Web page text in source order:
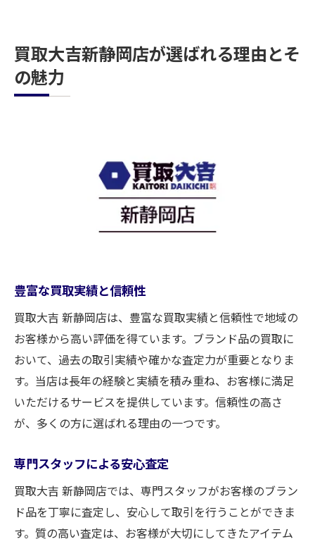
買取大吉新静岡店が選ばれる理由とそ
の魅力
豊富な買取実績と信頼性
買取大吉 新静岡店は、豊富な買取実績と信頼性で地域の
お客様から高い評価を得ています。ブランド品の買取に
おいて、過去の取引実績や確かな査定力が重要となりま
す。当店は長年の経験と実績を積み重ね、お客様に満足
いただけるサービスを提供しています。信頼性の高さ
が、多くの方に選ばれる理由の一つです。
専門スタッフによる安心査定
買取大吉 新静岡店では、専門スタッフがお客様のブラン
ド品を丁寧に査定し、安心して取引を行うことができま
す。質の高い査定は、お客様が大切にしてきたアイテム